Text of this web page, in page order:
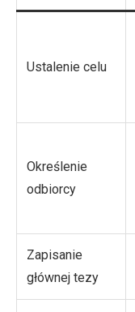
Ustalenie celu
Określenie
odbiorcy
Zapisanie
głównej tezy